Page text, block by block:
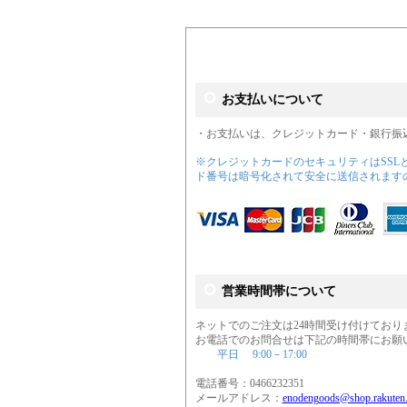
お支払いについて
・お支払いは、クレジットカード・銀行
※クレジットカードのセキュリティはSSL
ド番号は暗号化されて安全に送信されま
営業時間帯について
ネットでのご注文は24時間受け付けており
お電話でのお問合せは下記の時間帯にお願
平日 9:00－17:00
電話番号：0466232351
メールアドレス：